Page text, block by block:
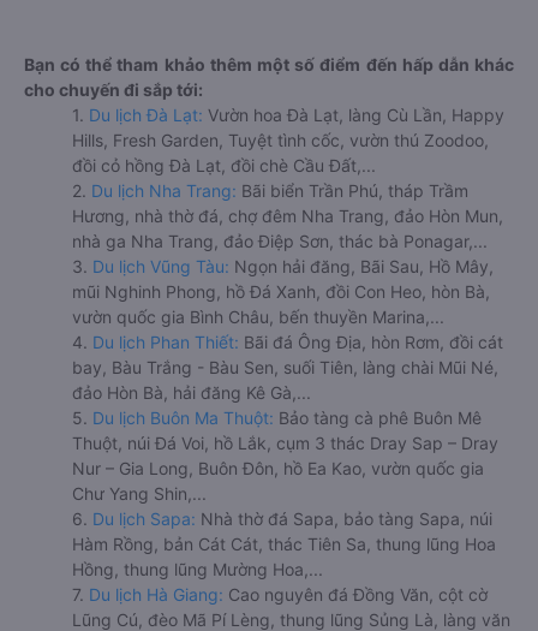
Bạn có thể tham khảo thêm một số điểm đến hấp dẫn khác
cho chuyến đi sắp tới:
1. Du lịch Đà Lạt: Vườn hoa Đà Lạt, làng Cù Lần, Happy
Hills, Fresh Garden, Tuyệt tình cốc, vườn thú Zoodoo,
đồi cỏ hồng Đà Lạt, đồi chè Cầu Đất,...
2. Du lịch Nha Trang: Bãi biển Trần Phú, tháp Trầm
Hương, nhà thờ đá, chợ đêm Nha Trang, đảo Hòn Mun,
nhà ga Nha Trang, đảo Điệp Sơn, thác bà Ponagar,...
3. Du lịch Vũng Tàu: Ngọn hải đăng, Bãi Sau, Hồ Mây,
mũi Nghinh Phong, hồ Đá Xanh, đồi Con Heo, hòn Bà,
vườn quốc gia Bình Châu, bến thuyền Marina,...
4. Du lịch Phan Thiết: Bãi đá Ông Địa, hòn Rơm, đồi cát
bay, Bàu Trắng - Bàu Sen, suối Tiên, làng chài Mũi Né,
đảo Hòn Bà, hải đăng Kê Gà,...
5. Du lịch Buôn Ma Thuột: Bảo tàng cà phê Buôn Mê
Thuột, núi Đá Voi, hồ Lắk, cụm 3 thác Dray Sap – Dray
Nur – Gia Long, Buôn Đôn, hồ Ea Kao, vườn quốc gia
Chư Yang Shin,...
6. Du lịch Sapa: Nhà thờ đá Sapa, bảo tàng Sapa, núi
Hàm Rồng, bản Cát Cát, thác Tiên Sa, thung lũng Hoa
Hồng, thung lũng Mường Hoa,...
7. Du lịch Hà Giang: Cao nguyên đá Đồng Văn, cột cờ
Lũng Cú, đèo Mã Pí Lèng, thung lũng Sủng Là, làng văn